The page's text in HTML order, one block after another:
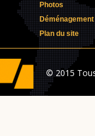
Photos
Plan du site
© 2015